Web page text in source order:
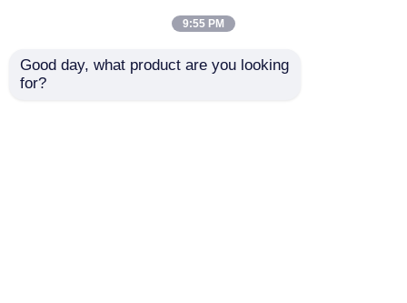
Truck EuroII
9:55 PM
Good day, what product are you looking
for?